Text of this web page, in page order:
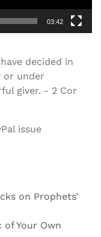
03:42
decided in
or under
giver. - 2 Cor
issue
on Prophets’
Your Own